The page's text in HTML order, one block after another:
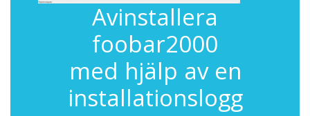
Avinstallera
foobar2000
med hjälp av en
installationslogg